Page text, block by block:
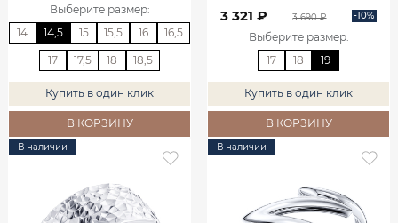
Выберите размер:
14
14,5 15 15,5 16 16,5
17 17,5 18 18,5
Купить в один клик
В КОРЗИНУ
3 321 ₽ 3 690 ₽ -10%
Выберите размер:
17
18 19
Купить в один клик
В КОРЗИНУ
В наличии В наличии